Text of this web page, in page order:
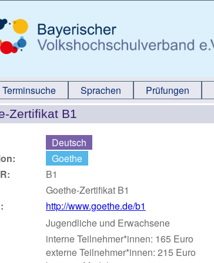
Terminsuche Sprachen Prüfungen
Zertifikat B1
Deutsch
Goethe
B1
Goethe-Zertifikat B1
http://www.goethe.de/b1
Jugendliche und Erwachsene
interne Teilnehmer*innen: 165 Euro
externe Teilnehmer*innen: 215 Euro